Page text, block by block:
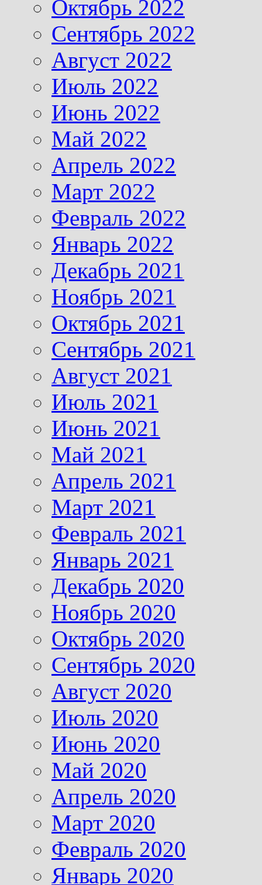
Октябрь 2022
Сентябрь 2022
Август 2022
Июль 2022
Июнь 2022
Май 2022
Апрель 2022
Март 2022
Февраль 2022
Январь 2022
Декабрь 2021
Ноябрь 2021
Октябрь 2021
Сентябрь 2021
Август 2021
Июль 2021
Июнь 2021
Май 2021
Апрель 2021
Март 2021
Февраль 2021
Январь 2021
Декабрь 2020
Ноябрь 2020
Октябрь 2020
Сентябрь 2020
Август 2020
Июль 2020
Июнь 2020
Май 2020
Апрель 2020
Март 2020
Февраль 2020
Январь 2020